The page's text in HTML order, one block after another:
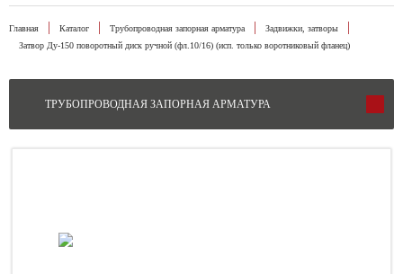
Главная Каталог Трубопроводная запорная арматура
Задвижки, затворы
Затвор Ду-150 поворотный диск ручной (фл.10/16) (исп. только воротниковый фланец)
ТРУБОПРОВОДНАЯ ЗАПОРНАЯ АРМАТУРА